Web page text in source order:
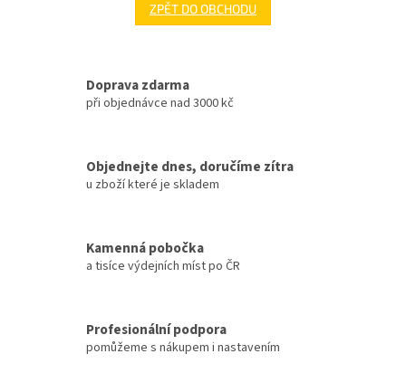
ZPĚT DO OBCHODU
Doprava zdarma
při objednávce nad 3000 kč
Objednejte dnes, doručíme zítra
u zboží které je skladem
Kamenná pobočka
a tisíce výdejních míst po ČR
Profesionální podpora
pomůžeme s nákupem i nastavením